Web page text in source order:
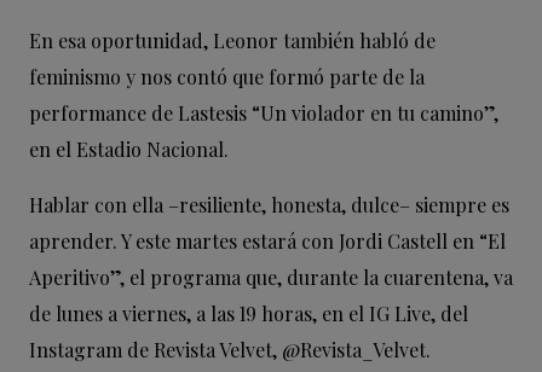
En esa oportunidad, Leonor también habló de
feminismo y nos contó que formó parte de la
performance de Lastesis “Un violador en tu camino”,
en el Estadio Nacional.
Hablar con ella –resiliente, honesta, dulce– siempre es
aprender. Y este martes estará con Jordi Castell en “El
Aperitivo”, el programa que, durante la cuarentena, va
de lunes a viernes, a las 19 horas, en el IG Live, del
Instagram de Revista Velvet, @Revista_Velvet.